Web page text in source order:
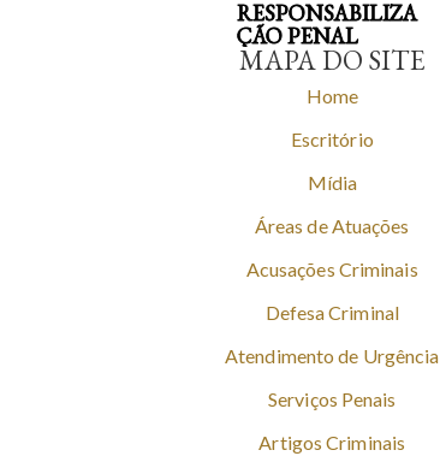
RESPONSABILIZA
ÇÃO PENAL
MAPA DO SITE
Home
Escritório
Mídia
Áreas de Atuações
Acusações Criminais
Defesa Criminal
Atendimento de Urgência
Serviços Penais
Artigos Criminais